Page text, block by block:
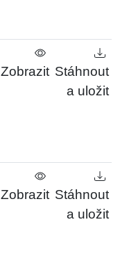
Zobrazit Stáhnout
a uložit
Zobrazit Stáhnout
a uložit